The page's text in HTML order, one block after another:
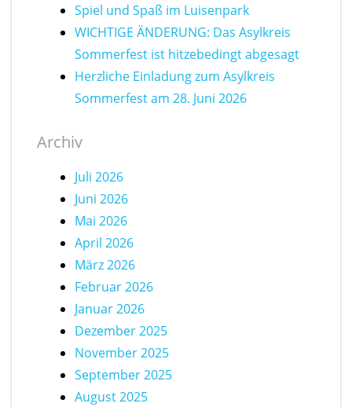
Spiel und Spaß im Luisenpark
WICHTIGE ÄNDERUNG: Das Asylkreis
Sommerfest ist hitzebedingt abgesagt
Herzliche Einladung zum Asylkreis
Sommerfest am 28. Juni 2026
Archiv
Juli 2026
Juni 2026
Mai 2026
April 2026
März 2026
Februar 2026
Januar 2026
Dezember 2025
November 2025
September 2025
August 2025